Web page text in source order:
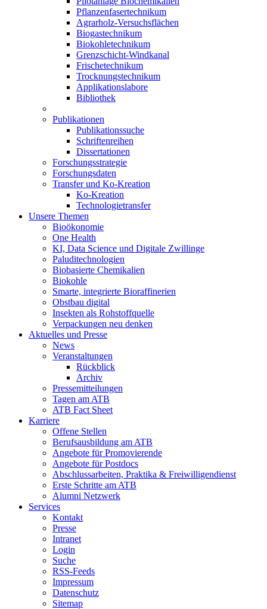
Pflanzenfasertechnikum
Agrarholz-Versuchsflächen
Biogastechnikum
Biokohletechnikum
Grenzschicht-Windkanal
Frischetechnikum
Trocknungstechnikum
Applikationslabore
Bibliothek
Publikationen
Publikationssuche
Schriftenreihen
Dissertationen
Forschungsstrategie
Forschungsdaten
Transfer und Ko-Kreation
Ko-Kreation
Technologietransfer
Unsere Themen
Bioökonomie
One Health
KI, Data Science und Digitale Zwillinge
Paluditechnologien
Biobasierte Chemikalien
Biokohle
Smarte, integrierte Bioraffinerien
Obstbau digital
Insekten als Rohstoffquelle
Verpackungen neu denken
Aktuelles und Presse
News
Veranstaltungen
Rückblick
Archiv
Pressemitteilungen
Tagen am ATB
ATB Fact Sheet
Karriere
Offene Stellen
Berufsausbildung am ATB
Angebote für Promovierende
Angebote für Postdocs
Abschlussarbeiten, Praktika & Freiwilligendienst
Erste Schritte am ATB
Alumni Netzwerk
Services
Kontakt
Presse
Intranet
Login
Suche
RSS-Feeds
Impressum
Datenschutz
Sitemap